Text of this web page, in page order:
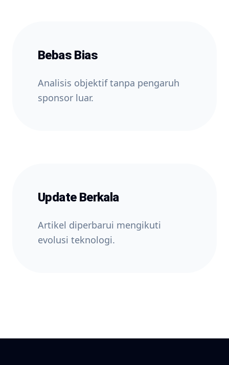
Bebas Bias
Analisis objektif tanpa pengaruh
sponsor luar.
Update Berkala
Artikel diperbarui mengikuti
evolusi teknologi.